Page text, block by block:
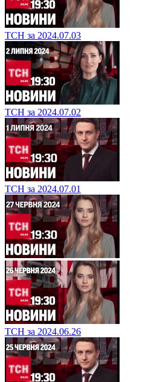
ТСН за 2024.07.03
ТСН за 2024.07.02
ТСН за 2024.07.01
ТСН за 2024.06.26